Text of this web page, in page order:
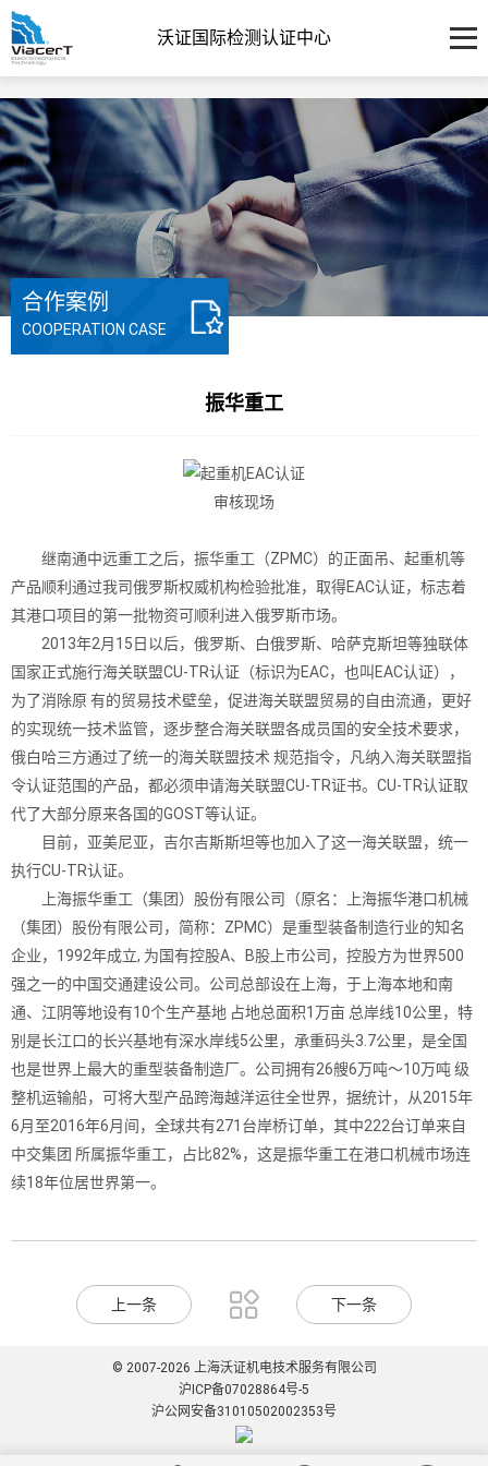
沃证国际检测认证中心
合作案例
COOPERATION CASE
振华重工
审核现场
继南通中远重工之后，振华重工（ZPMC）的正面吊、起重机等
产品顺利通过我司俄罗斯权威机构检验批准，取得EAC认证，标志着
其港口项目的第一批物资可顺利进入俄罗斯市场。
2013年2月15日以后，俄罗斯、白俄罗斯、哈萨克斯坦等独联体
国家正式施行海关联盟CU-TR认证（标识为EAC，也叫EAC认证），
为了消除原 有的贸易技术壁垒，促进海关联盟贸易的自由流通，更好
的实现统一技术监管，逐步整合海关联盟各成员国的安全技术要求，
俄白哈三方通过了统一的海关联盟技术 规范指令，凡纳入海关联盟指
令认证范围的产品，都必须申请海关联盟CU-TR证书。CU-TR认证取
代了大部分原来各国的GOST等认证。
目前，亚美尼亚，吉尔吉斯斯坦等也加入了这一海关联盟，统一
执行CU-TR认证。
上海振华重工（集团）股份有限公司（原名：上海振华港口机械
（集团）股份有限公司，简称：ZPMC）是重型装备制造行业的知名
企业，1992年成立, 为国有控股A、B股上市公司，控股方为世界500
强之一的中国交通建设公司。公司总部设在上海，于上海本地和南
通、江阴等地设有10个生产基地 占地总面积1万亩 总岸线10公里，特
别是长江口的长兴基地有深水岸线5公里，承重码头3.7公里，是全国
也是世界上最大的重型装备制造厂。公司拥有26艘6万吨～10万吨 级
整机运输船，可将大型产品跨海越洋运往全世界，据统计，从2015年
6月至2016年6月间，全球共有271台岸桥订单，其中222台订单来自
中交集团 所属振华重工，占比82%，这是振华重工在港口机械市场连
续18年位居世界第一。
上一条  下一条
© 2007-2026 上海沃证机电技术服务有限公司
沪ICP备07028864号-5
沪公网安备31010502002353号